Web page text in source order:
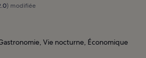
) modifiée
Vie nocturne, Économique